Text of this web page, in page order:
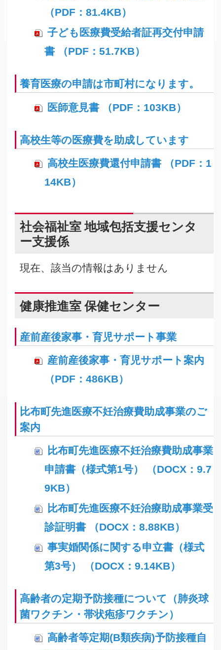
（PDF：81.4KB）
子ども医療費受給者証再交付申請
書 （PDF：51.7KB）
養育医療の申請は市町村になります。
医師意見書 （PDF：103KB）
高校生等の医療費を助成しています
高校生医療費還付申請書 （PDF：1
14KB）
社会福祉室 地域包括支援センタ
ー支援係
現在、該当の情報はありません
健康推進室 保健センター
産前産後家事・育児サポート事業
産前産後家事・育児サポート案内
（PDF：486KB）
比布町先進医療不妊治療費助成事業のご
案内
比布町先進医療不妊治療費助成事業
申請書（様式第1号） （DOCX：9.7
9KB）
比布町先進医療不妊治療助成事業受
診証明書 （DOCX：8.88KB）
事実婚関係に関する申立書（様式
第3号） （DOCX：9.14KB）
高齢者の定期予防接種について（肺炎球
菌ワクチン・帯状疱疹ワクチン）
高齢者等定期(B類疾病)予防接種自